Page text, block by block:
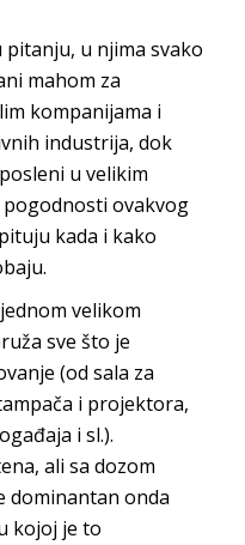
u njima svako
mahom za
kompanijama i
industrija, dok
u velikim
ovakvog
kada i kako
velikom
sve što je
(od sala za
i projektora,
i sl.).
ali sa dozom
dominantan onda
kojoj je to